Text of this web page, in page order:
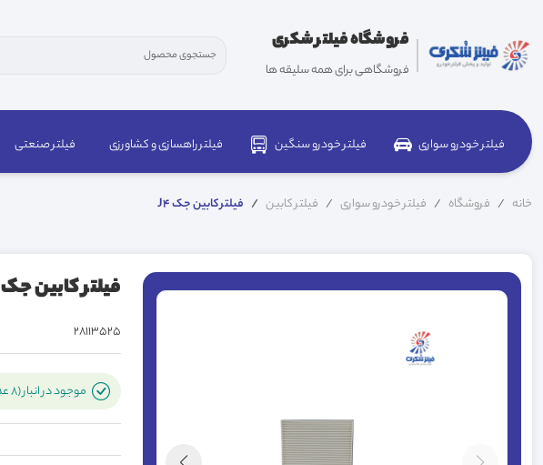
فروشگاه فیلتر شکری
فروشگاهی برای همه سلیقه ها
فیلتر خودرو سواری فیلتر خودرو سنگین فیلتر راهسازی و کشاورزی فیلتر صنعتی
خانه فروشگاه فیلتر خودرو سواری فیلتر کابین فیلتر کابین جک J4
فیلتر کابین جک J4
28113525
موجود در انبار (8 عدد)